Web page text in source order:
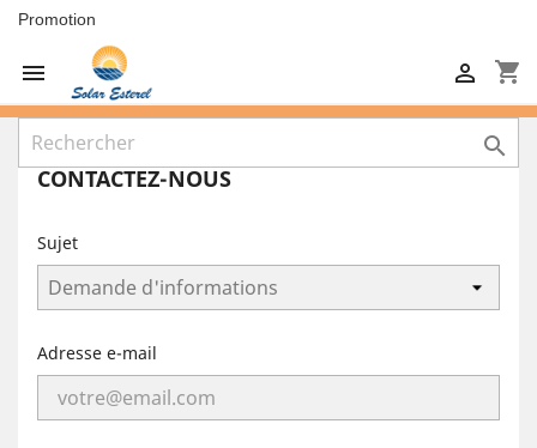
Promotion
 shopping_cart


CONTACTEZ-NOUS
Sujet
Adresse e-mail